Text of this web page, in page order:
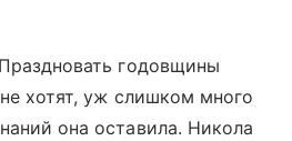
годовщины
хотят, уж слишком много
она оставила. Никола